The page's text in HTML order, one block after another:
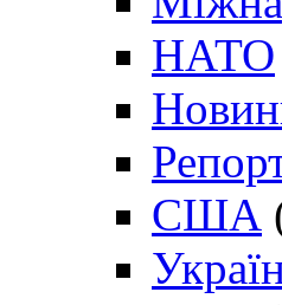
НАТО
США